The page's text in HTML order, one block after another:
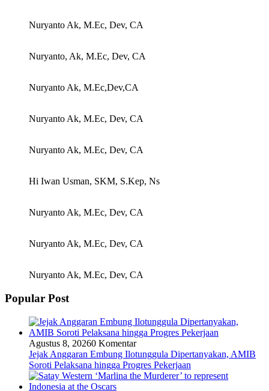
Nuryanto Ak, M.Ec, Dev, CA
Nuryanto, Ak, M.Ec, Dev, CA
Nuryanto Ak, M.Ec,Dev,CA
Nuryanto Ak, M.Ec, Dev, CA
Nuryanto Ak, M.Ec, Dev, CA
Hi Iwan Usman, SKM, S.Kep, Ns
Nuryanto Ak, M.Ec, Dev, CA
Nuryanto Ak, M.Ec, Dev, CA
Nuryanto Ak, M.Ec, Dev, CA
Popular Post
Agustus 8, 20260 Komentar
Jejak Anggaran Embung Ilotunggula Dipertanyakan, AMIB
Soroti Pelaksana hingga Progres Pekerjaan